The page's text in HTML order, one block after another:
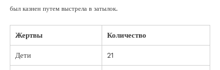
был казнен путем выстрела в затылок.
Жертвы Количество
Дети 21